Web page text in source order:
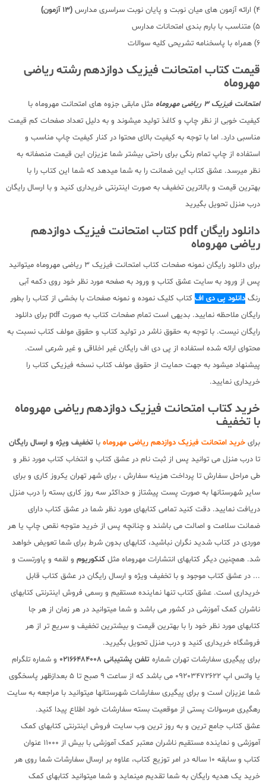
4) ارائه آزمون های میان نوبت و پایان نوبت سراسری مدارس
(13 آزمون)
5) متناسب با بارم بندی امتحانات مدارس
6) همراه با پاسخنامه تشریحی کلیه سوالات
قیمت کتاب امتحانت فیزیک دوازدهم رشته ریاضی
مهروماه
امتحانت فیزیک 3 ریاضی مهروماه
مثل مابقی جزوه های امتحانت مهروماه با
کیفیت خوبی از نظر چاپ و کاغذ تولید میشوند و به دلیل تعداد صفحات کم قیمت
مناسبی دارد. اما با توجه به کیفیت بالای محتوا در کنار کیفیت چاپ مناسب و
استفاده از چاپ تمام رنگی برای راحتی بیشتر شما عزیزان این قیمت منصفانه به
نظر میرسد. عشق کتاب این ضمانت را به شما میدهد که شما این کتاب را با
بهترین قیمت و بالاترین تخفیف به صورت اینترنتی خریداری کنید و با ارسال رایگان
درب منزل تحویل بگیرید
دانلود رایگان pdf کتاب امتحانت فیزیک دوازدهم
ریاضی مهروماه
برای دانلود رایگان نمونه صفحات کتاب امتحانت فیزیک 3 ریاضی مهروماه میتوانید
پس از ورود به سایت عشق کتاب و ورود به صفحه مورد نظر خود روی دکمه آبی
رنگ دانلود پی دی اف کتاب کلیک نموده و نمونه صفحات با بخشی از کتاب را بطور
رایگان ملاحظه نمایید. بدیهی است تمام صفحات کتاب به صورت pdf برای دانلود
رایگان نیست. با توجه به حقوق ناشر در تولید کتاب و حقوق مولف کتاب نسبت به
محتوای ارائه شده استفاده از پی دی اف رایگان غیر اخلاقی و غیر شرعی است.
پیشنهاد میشود به جهت حمایت از حقوق مولف کتاب نسخه فیزیکی کتاب را
خریداری نمایید.
خرید کتاب امتحانت فیزیک دوازدهم ریاضی مهروماه
با تخفیف
برای خرید امتحانت فیزیک دوازدهم ریاضی مهروماه با تخفیف ویژه و ارسال رایگان
تا درب منزل می توانید پس از ثبت نام در عشق کتاب و انتخاب کتاب مورد نظر و
طی مراحل سفارش تا پرداخت هزینه سفارش ، برای شهر تهران یکروز کاری و برای
سایر شهرستانها به صورت پست پیشتاز و حداکثر سه روز کاری بسته را درب منزل
دریافت نمایید. دقت کنید تمامی کتابهای مورد نظر شما در عشق کتاب دارای
ضمانت سلامت و اصالت می باشند و چنانچه پس از خرید متوجه نقص چاپ یا هر
موردی در کتاب شدید نگران نباشید، کتابهای بدون شرط برای شما تعویض خواهد
شد. همچنین دیگر کتابهای انتشارات مهروماه مثل کنکوریوم و لقمه و پاورتست و
... در عشق کتاب موجود و با تخفیف ویژه و ارسال رایگان در عشق کتاب قابل
خریداری است. عشق کتاب تنها نماینده مستقیم و رسمی فروش اینترنتی کتابهای
ناشران کمک آموزشی در کشور می باشد و شما میتوانید در هر زمان از هر جا
کتابهای مورد نظر خود را با بهترین قیمت و بیشترین تخفیف و سریع تر از هر
فروشگاه خریداری کنید و درب منزل تحویل بگیرید.
برای پیگیری سفارشات تهران شماره تلفن پشتیبانی 02166484008
و شماره تلگرام
یا واتس اپ 09203472622 می باشد که از ساعت 9 صبح تا 5 بعدازظهر پاسخگوی
شما عزیزان است و برای پیگیری سفارشات شهرستانها میتوانید با مراجعه به سایت
رهگیری مرسولات پستی از موقعیت بسته سفارشات خود اطلاع پیدا کنید.
عشق کتاب جامع ترین و به روز ترین وب سایت فروش اینترنتی کتابهای کمک
آموزشی و نماینده مستقیم ناشران معتبر کمک آموزشی با بیش از 11000 عنوان
کتاب و سابقه 10 ساله در امر توزیع کتاب، علاوه بر ارسال سفارشات شما روی هر
خرید یک هدیه رایگان به شما تقدیم مینماید و شما میتوانید کتابهای کمک